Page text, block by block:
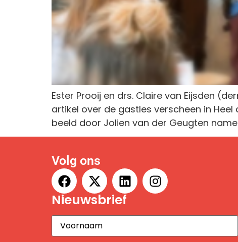
Ester Prooij en drs. Claire van Eijsden
artikel over de gastles verscheen in
beeld door Jolien van der Geugten
Volg ons
Nieuwsbrief
Voornaam(Vereist)